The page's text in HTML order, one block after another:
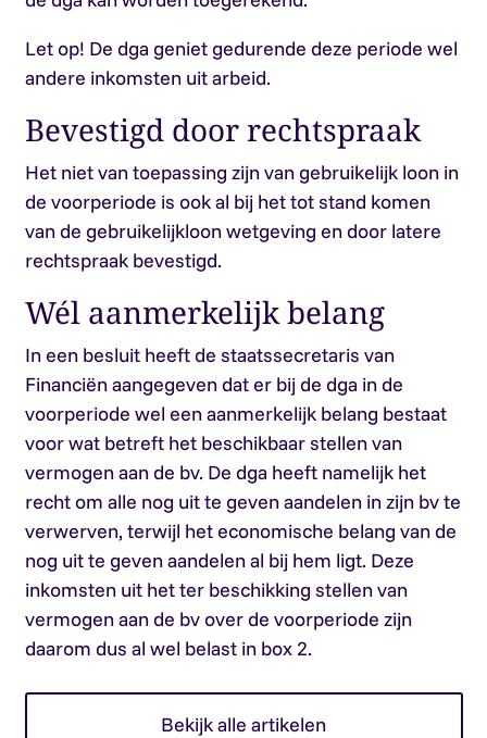
Let op! De dga geniet gedurende deze periode wel
andere inkomsten uit arbeid.
Bevestigd door rechtspraak
Het niet van toepassing zijn van gebruikelijk loon in
de voorperiode is ook al bij het tot stand komen
van de gebruikelijkloon wetgeving en door latere
rechtspraak bevestigd.
Wél aanmerkelijk belang
In een besluit heeft de staatssecretaris van
Financiën aangegeven dat er bij de dga in de
voorperiode wel een aanmerkelijk belang bestaat
voor wat betreft het beschikbaar stellen van
vermogen aan de bv. De dga heeft namelijk het
recht om alle nog uit te geven aandelen in zijn bv te
verwerven, terwijl het economische belang van de
nog uit te geven aandelen al bij hem ligt. Deze
inkomsten uit het ter beschikking stellen van
vermogen aan de bv over de voorperiode zijn
daarom dus al wel belast in box 2.
Bekijk alle artikelen